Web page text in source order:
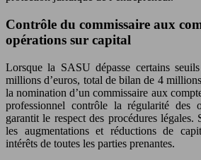
Contrôle du commissaire aux
opérations sur capital
Lorsque la SASU dépasse certains
millions d’euros, total de bilan de 4
la nomination d’un commissaire aux
professionnel contrôle la régularité des
garantit le respect des procédures légales.
les augmentations et réductions de
intérêts de toutes les parties prenantes.